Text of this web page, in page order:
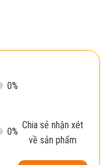
0%
0%
Chia sẻ nhận xét
về sản phẩm